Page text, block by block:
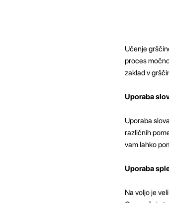
Učenje
proces
zaklad v
Uporaba
Uporaba
različnih
vam lahko
Uporaba
Na voljo je